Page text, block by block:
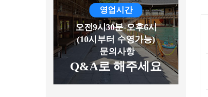
영업시간
오전9시30분-오후6시
(10시부터 수영가능)
문의사항
Q&A로 해주세요